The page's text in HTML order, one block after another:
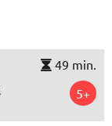
49 min.
5+